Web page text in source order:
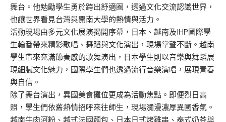
舞台。他勉勵學生勇於跨出舒適圈，透過文化交流認識世界，
也讓世界看見台灣與開南大學的熱情與活力。
活動現場由多元文化展演揭開序幕，日本、越南及IHP國際學
生輪番帶來精彩歌唱、舞蹈與文化演出，現場掌聲不斷。越南
學生帶來充滿節奏感的歌舞演出，日本學生則以音樂與舞蹈展
現細膩文化魅力，國際學生們也透過流行音樂演唱，展現青春
與自信。
除了舞台演出，異國美食攤位更成為活動焦點。即便烈日高
照，學生們依舊熱情招呼來往師生，現場瀰漫濃厚異國香氣。
越南牛肉河粉、越式法國麵包、日本日式烤雞串、泰式奶茶與